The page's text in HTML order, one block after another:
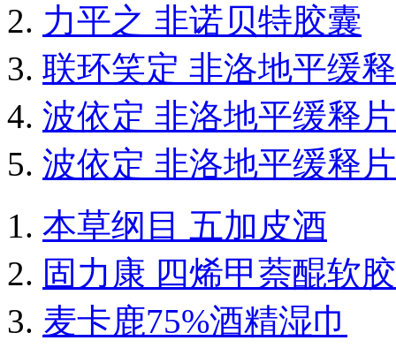
力平之 非诺贝特胶囊
联环笑定 非洛地平缓
波依定 非洛地平缓释片
波依定 非洛地平缓释片
本草纲目 五加皮酒
固力康 四烯甲萘醌软
麦卡鹿75%酒精湿巾